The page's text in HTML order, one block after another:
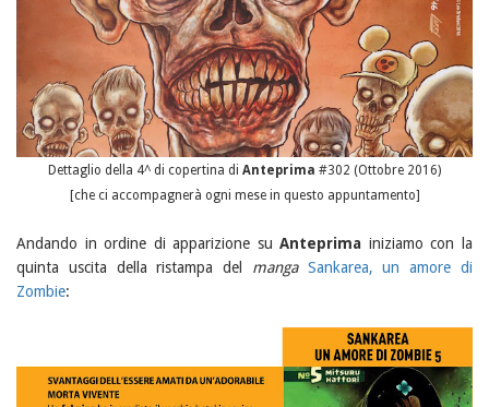
Dettaglio della 4^ di copertina di Anteprima #302 (Ottobre 2016)
[che ci accompagnerà ogni mese in questo appuntamento]
Andando in ordine di apparizione suAnteprima iniziamo con la
quinta uscita della ristampa del manga Sankarea, un amore di
Zombie: